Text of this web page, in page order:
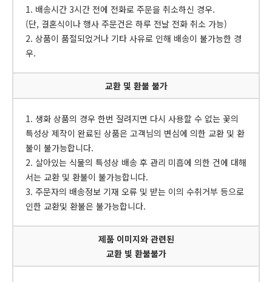
1. 배송시간 3시간 전에 전화로 주문을 취소하신 경우.
(단, 결혼식이나 행사 주문건은 하루 전날 전화 취소 가능)
2. 상품이 품절되었거나 기타 사유로 인해 배송이 불가능한 경
우.
교환 및 환불 불가
1. 생화 상품의 경우 한번 잘려지면 다시 사용할 수 없는 꽃의
특성상 제작이 완료된 상품은 고객님의 변심에 의한 교환 및 환
불이 불가능합니다.
2. 살아있는 식물의 특성상 배송 후 관리 미흡에 의한 건에 대해
서는 교환 및 환불이 불가능합니다.
3. 주문자의 배송정보 기재 오류 및 받는 이의 수취거부 등으로
인한 교환및 환불은 불가능합니다.
제품 이미지와 관련된
교환 빛 환불불가